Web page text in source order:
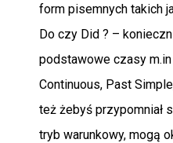
form pisemnych takich
Do czy Did ? –
podstawowe czasy
Continuous, Past
też żebyś przypomniał
tryb warunkowy, mogą